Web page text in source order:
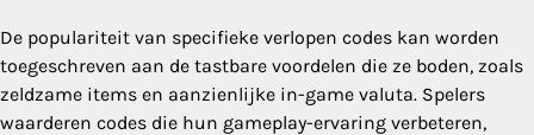
De populariteit van specifieke verlopen codes kan worden
toegeschreven aan de tastbare voordelen die ze boden, zoals
zeldzame items en aanzienlijke in-game valuta. Spelers
waarderen codes die hun gameplay-ervaring verbeteren,